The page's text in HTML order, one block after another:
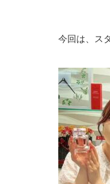
今回は、ス